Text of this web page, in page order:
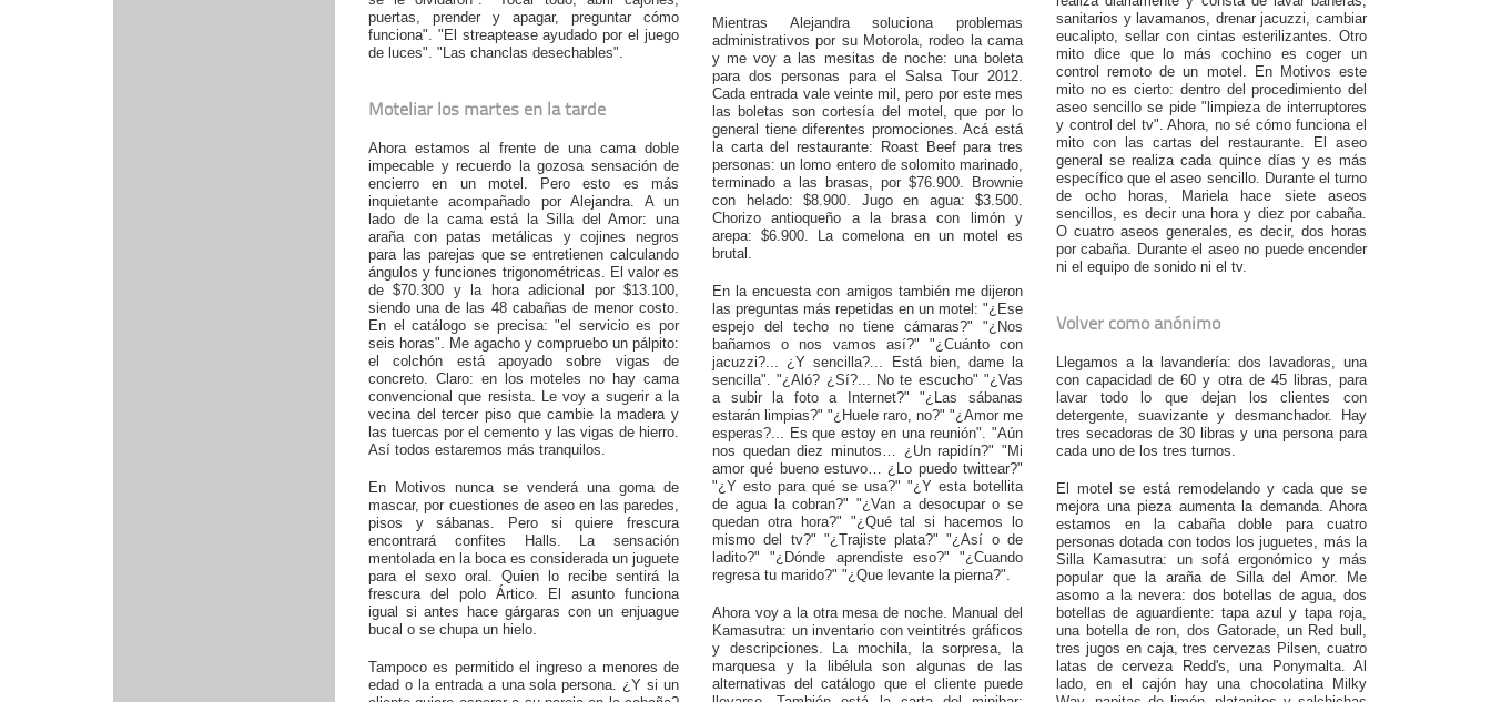
puertas, prender y apagar, preguntar cómo
funciona". "El streaptease ayudado por el juego
de luces". "Las chanclas desechables".
Moteliar los martes en la tarde
Ahora estamos al frente de una cama doble
impecable y recuerdo la gozosa sensación de
encierro en un motel. Pero esto es más
inquietante acompañado por Alejandra. A un
lado de la cama está la Silla del Amor: una
araña con patas metálicas y cojines negros
para las parejas que se entretienen calculando
ángulos y funciones trigonométricas. El valor es
de $70.300 y la hora adicional por $13.100,
siendo una de las 48 cabañas de menor costo.
En el catálogo se precisa: "el servicio es por
seis horas". Me agacho y compruebo un pálpito:
el colchón está apoyado sobre vigas de
concreto. Claro: en los moteles no hay cama
convencional que resista. Le voy a sugerir a la
vecina del tercer piso que cambie la madera y
las tuercas por el cemento y las vigas de hierro.
Así todos estaremos más tranquilos.
En Motivos nunca se venderá una goma de
mascar, por cuestiones de aseo en las paredes,
pisos y sábanas. Pero si quiere frescura
encontrará confites Halls. La sensación
mentolada en la boca es considerada un juguete
para el sexo oral. Quien lo recibe sentirá la
frescura del polo Ártico. El asunto funciona
igual si antes hace gárgaras con un enjuague
bucal o se chupa un hielo.
Tampoco es permitido el ingreso a menores de
edad o la entrada a una sola persona. ¿Y si un
Mientras Alejandra soluciona problemas
administrativos por su Motorola, rodeo la cama
y me voy a las mesitas de noche: una boleta
para dos personas para el Salsa Tour 2012.
Cada entrada vale veinte mil, pero por este mes
las boletas son cortesía del motel, que por lo
general tiene diferentes promociones. Acá está
la carta del restaurante: Roast Beef para tres
personas: un lomo entero de solomito marinado,
terminado a las brasas, por $76.900. Brownie
con helado: $8.900. Jugo en agua: $3.500.
Chorizo antioqueño a la brasa con limón y
arepa: $6.900. La comelona en un motel es
brutal.
En la encuesta con amigos también me dijeron
las preguntas más repetidas en un motel: "¿Ese
espejo del techo no tiene cámaras?" "¿Nos
bañamos o nos vamos así?" "¿Cuánto con
jacuzzi?... ¿Y sencilla?... Está bien, dame la
sencilla". "¿Aló? ¿Sí?... No te escucho" "¿Vas
a subir la foto a Internet?" "¿Las sábanas
estarán limpias?" "¿Huele raro, no?" "¿Amor me
esperas?... Es que estoy en una reunión". "Aún
nos quedan diez minutos… ¿Un rapidín?" "Mi
amor qué bueno estuvo… ¿Lo puedo twittear?"
"¿Y esto para qué se usa?" "¿Y esta botellita
de agua la cobran?" "¿Van a desocupar o se
quedan otra hora?" "¿Qué tal si hacemos lo
mismo del tv?" "¿Trajiste plata?" "¿Así o de
ladito?" "¿Dónde aprendiste eso?" "¿Cuando
regresa tu marido?" "¿Que levante la pierna?".
Ahora voy a la otra mesa de noche. Manual del
Kamasutra: un inventario con veintitrés gráficos
y descripciones. La mochila, la sorpresa, la
marquesa y la libélula son algunas de las
alternativas del catálogo que el cliente puede
sanitarios y lavamanos, drenar jacuzzi, cambiar
eucalipto, sellar con cintas esterilizantes. Otro
mito dice que lo más cochino es coger un
control remoto de un motel. En Motivos este
mito no es cierto: dentro del procedimiento del
aseo sencillo se pide "limpieza de interruptores
y control del tv". Ahora, no sé cómo funciona el
mito con las cartas del restaurante. El aseo
general se realiza cada quince días y es más
específico que el aseo sencillo. Durante el turno
de ocho horas, Mariela hace siete aseos
sencillos, es decir una hora y diez por cabaña.
O cuatro aseos generales, es decir, dos horas
por cabaña. Durante el aseo no puede encender
ni el equipo de sonido ni el tv.
Volver como anónimo
Llegamos a la lavandería: dos lavadoras, una
con capacidad de 60 y otra de 45 libras, para
lavar todo lo que dejan los clientes con
detergente, suavizante y desmanchador. Hay
tres secadoras de 30 libras y una persona para
cada uno de los tres turnos.
El motel se está remodelando y cada que se
mejora una pieza aumenta la demanda. Ahora
estamos en la cabaña doble para cuatro
personas dotada con todos los juguetes, más la
Silla Kamasutra: un sofá ergonómico y más
popular que la araña de Silla del Amor. Me
asomo a la nevera: dos botellas de agua, dos
botellas de aguardiente: tapa azul y tapa roja,
una botella de ron, dos Gatorade, un Red bull,
tres jugos en caja, tres cervezas Pilsen, cuatro
latas de cerveza Redd's, una Ponymalta. Al
lado, en el cajón hay una chocolatina Milky